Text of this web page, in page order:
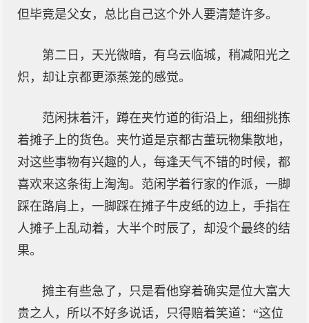
但毕竟是父女，总比自己这个外人要清楚许多。
第二日，天光微暗，有乌云临城，稍减阳光之
炽，却让京都更添蒸笼的感觉。
范闲抹着汗，蹲在夹竹道的街沿上，细细挑拣
着摊子上的货色。夹竹道是京都古董玩物集散地，
对这些事物有兴趣的人，每逢天气不错的时候，都
喜欢来这条街上淘淘。范闲学着行家的作派，一脚
踩在路肩上，一脚踩在摊子牛皮纸的边上，手指在
人摊子上乱动着，大半个时辰了，却没个最终的结
果。
摊主有些急了，只是看他穿着确实是位大富大
贵之人，所以不好多说话，只得赔着笑道：“这位